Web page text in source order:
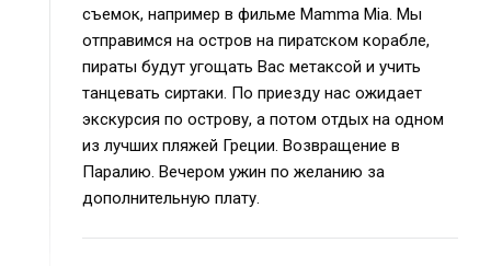
съемок, например в фильме Mamma Mia. Мы
отправимся на остров на пиратском корабле,
пираты будут угощать Вас метаксой и учить
танцевать сиртаки. По приезду нас ожидает
экскурсия по острову, а потом отдых на одном
из лучших пляжей Греции. Возвращение в
Паралию. Вечером ужин по желанию за
дополнительную плату.